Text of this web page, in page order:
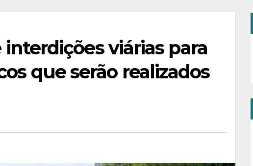
viárias para
que serão realizados